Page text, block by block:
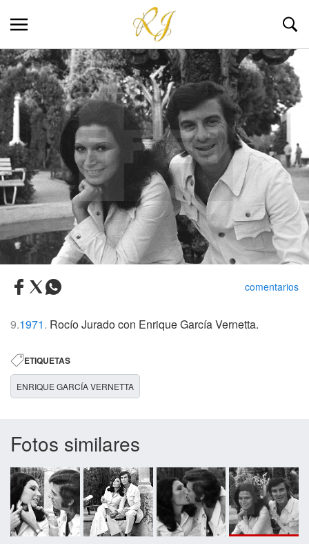
comentarios
9.1971. Rocío Jurado con Enrique García Vernetta.
ETIQUETAS
ENRIQUE GARCÍA VERNETTA
Fotos similares